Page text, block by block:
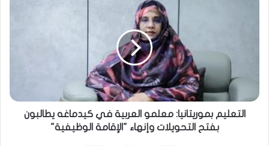
التعليم بموريتانيا: معلمو العربية في كيدماغه يطالبون
بفتح التحويلات وإنهاء "الإقامة الوظيفية"